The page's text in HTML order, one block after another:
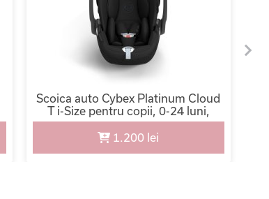
Scoica auto Cybex Platinum Cloud
T i-Size pentru copii, 0-24 luni,
reglabila pe inaltimi
1.200 lei